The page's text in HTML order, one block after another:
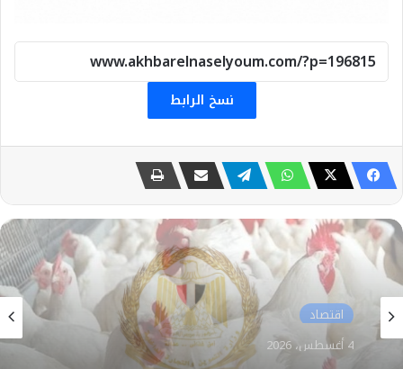
نسخ الرابط
اقتصاد
انطلاق الأوكازيون الصيفي 2026 من اليوم الإثنين